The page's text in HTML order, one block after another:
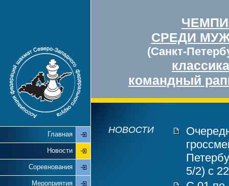
СРЕДИ
(Санкт-
классика
командный
Главная
Новости
Соревнования
Мероприятия
НОВОСТИ
5/2) с